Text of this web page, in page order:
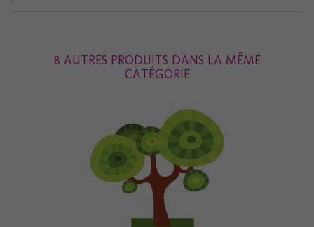
8 AUTRES PRODUITS DANS LA MÊME
CATÉGORIE